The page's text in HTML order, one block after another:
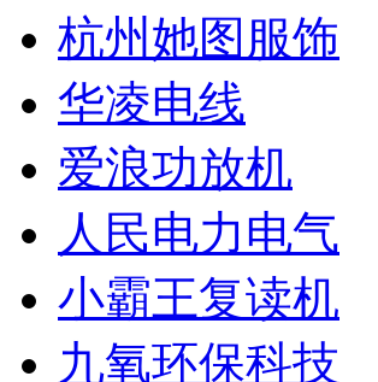
杭州她图服饰
华凌电线
爱浪功放机
人民电力电气
小霸王复读机
九氧环保科技